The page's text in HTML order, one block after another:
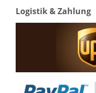
Logistik & Zahlung